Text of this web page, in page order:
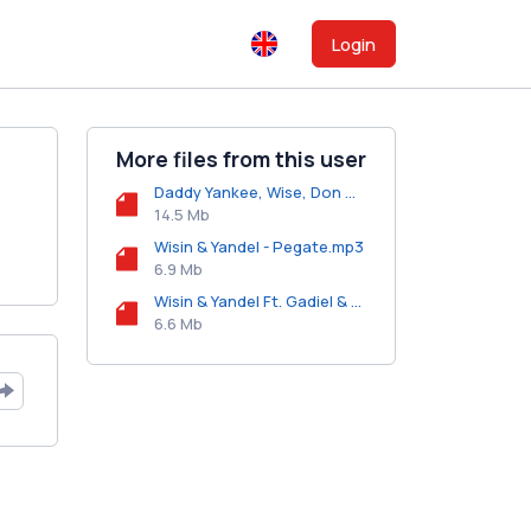
Login
More files from this user
Daddy Yankee, Wise, Don Omar, Zion, Hector El Father, Yomo, Wisin, Alexis, Franco El Gorila, Arcangel - Royal Rumble.mp3
14.5 Mb
Wisin & Yandel - Pegate.mp3
6.9 Mb
Wisin & Yandel Ft. Gadiel & Lobo - Pegate Y Motivame.mp3
6.6 Mb